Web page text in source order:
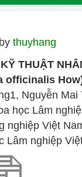
thuyhang
THUẬT
officinalis
Nguyễn
học Lâm
nghiệp Việt
Lâm nghiệp